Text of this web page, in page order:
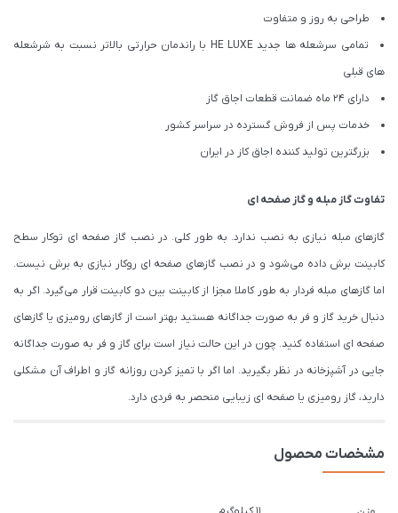
طراحی به روز و متفاوت
تمامی سرشعله ها جدید HE LUXE با راندمان حرارتی بالاتر نسبت به شرشعله
های قبلی
دارای 24 ماه ضمانت قطعات اجاق گاز
خدمات پس از فروش گسترده در سراسر کشور
بزرگترین تولید کننده اجاق کاز در ایران
تفاوت گاز مبله و گاز صفحه ای
گازهای مبله نیازی به نصب ندارد. به طور کلی. در نصب گاز صفحه ای توکار سطح
کابینت برش داده می‌شود و در نصب گازهای صفحه ای روکار نیازی به برش نیست.
اما گازهای مبله فردار به طور کاملا مجزا از کابینت بین دو کابینت قرار می‌گیرد. اگر به
دنبال خرید گاز و فر به صورت جداگانه هستید بهتر است از گازهای رومیزی یا گازهای
صفحه ای استفاده کنید. چون در این حالت نیاز است برای گاز و فر به صورت جداگانه
جایی در آشپزخانه در نظر بگیرید. اما اگر با تمیز کردن روزانه گاز و اطراف آن مشکلی
دارید، گاز رومیزی یا صفحه ای زیبایی منحصر به فردی دارد.
مشخصات محصول